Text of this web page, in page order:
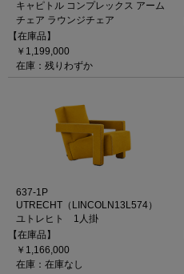
キャピトル コンプレックス アーム
チェア ラウンジチェア
【在庫品】
￥1,199,000
在庫：残りわずか
637-1P
UTRECHT（LINCOLN13L574）
ユトレヒト 1人掛
【在庫品】
￥1,166,000
在庫：在庫なし